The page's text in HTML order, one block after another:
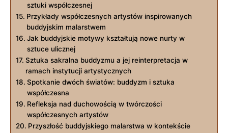
sztuki współczesnej
Przykłady współczesnych artystów inspirowanych
buddyjskim malarstwem
Jak buddyjskie motywy kształtują nowe nurty w
sztuce ulicznej
Sztuka sakralna buddyzmu a jej reinterpretacja w
ramach instytucji artystycznych
Spotkanie dwóch światów: buddyzm i sztuka
współczesna
Refleksja nad duchowością w twórczości
współczesnych artystów
Przyszłość buddyjskiego malarstwa w kontekście